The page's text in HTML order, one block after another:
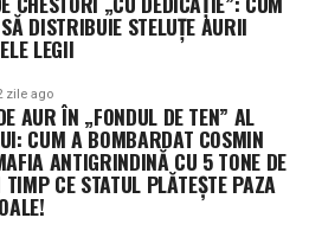
DISTRIBUIE STELUȚE AURII
LEGII
zile ago
AUR ÎN „FONDUL DE TEN” AL
CUM A BOMBARDAT COSMIN
ANTIGRINDINĂ CU 5 TONE DE
CE STATUL PLĂTEȘTE PAZA